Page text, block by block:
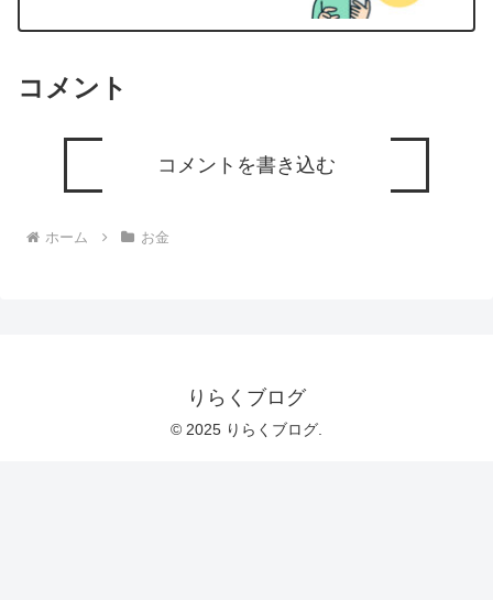
コメント
コメントを書き込む
ホーム お金
りらくブログ
© 2025 りらくブログ.